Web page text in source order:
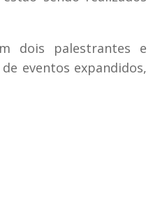
dois palestrantes e
eventos expandidos,